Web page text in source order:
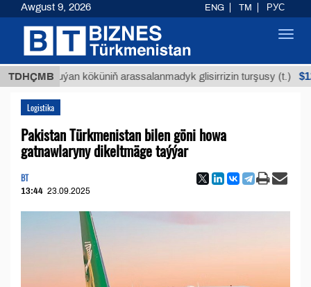
TDHÇMB
Buýan köküniň arassalanmadyk glisirrizin turşusy (t.) $12935,18
Logistika
Pakistan Türkmenistan bilen göni howa
gatnawlaryny dikeltmäge taýýar
BT
13:44 23.09.2025
Awgust 9, 2026 ENG TM РУС